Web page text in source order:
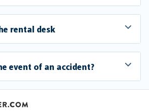
rental desk
event of an accident?